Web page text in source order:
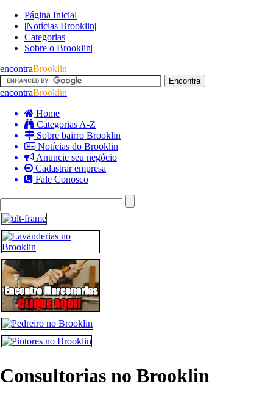
Página Inicial
|Notícias Brooklin|
Categorias|
Sobre o Brooklin|
encontraBrooklin
encontraBrooklin
Home
Categorias A-Z
Sobre bairro Brooklin
Notícias do Brooklin
Anuncie seu negócio
Cadastrar empresa
Fale Conosco
Consultorias no Brooklin